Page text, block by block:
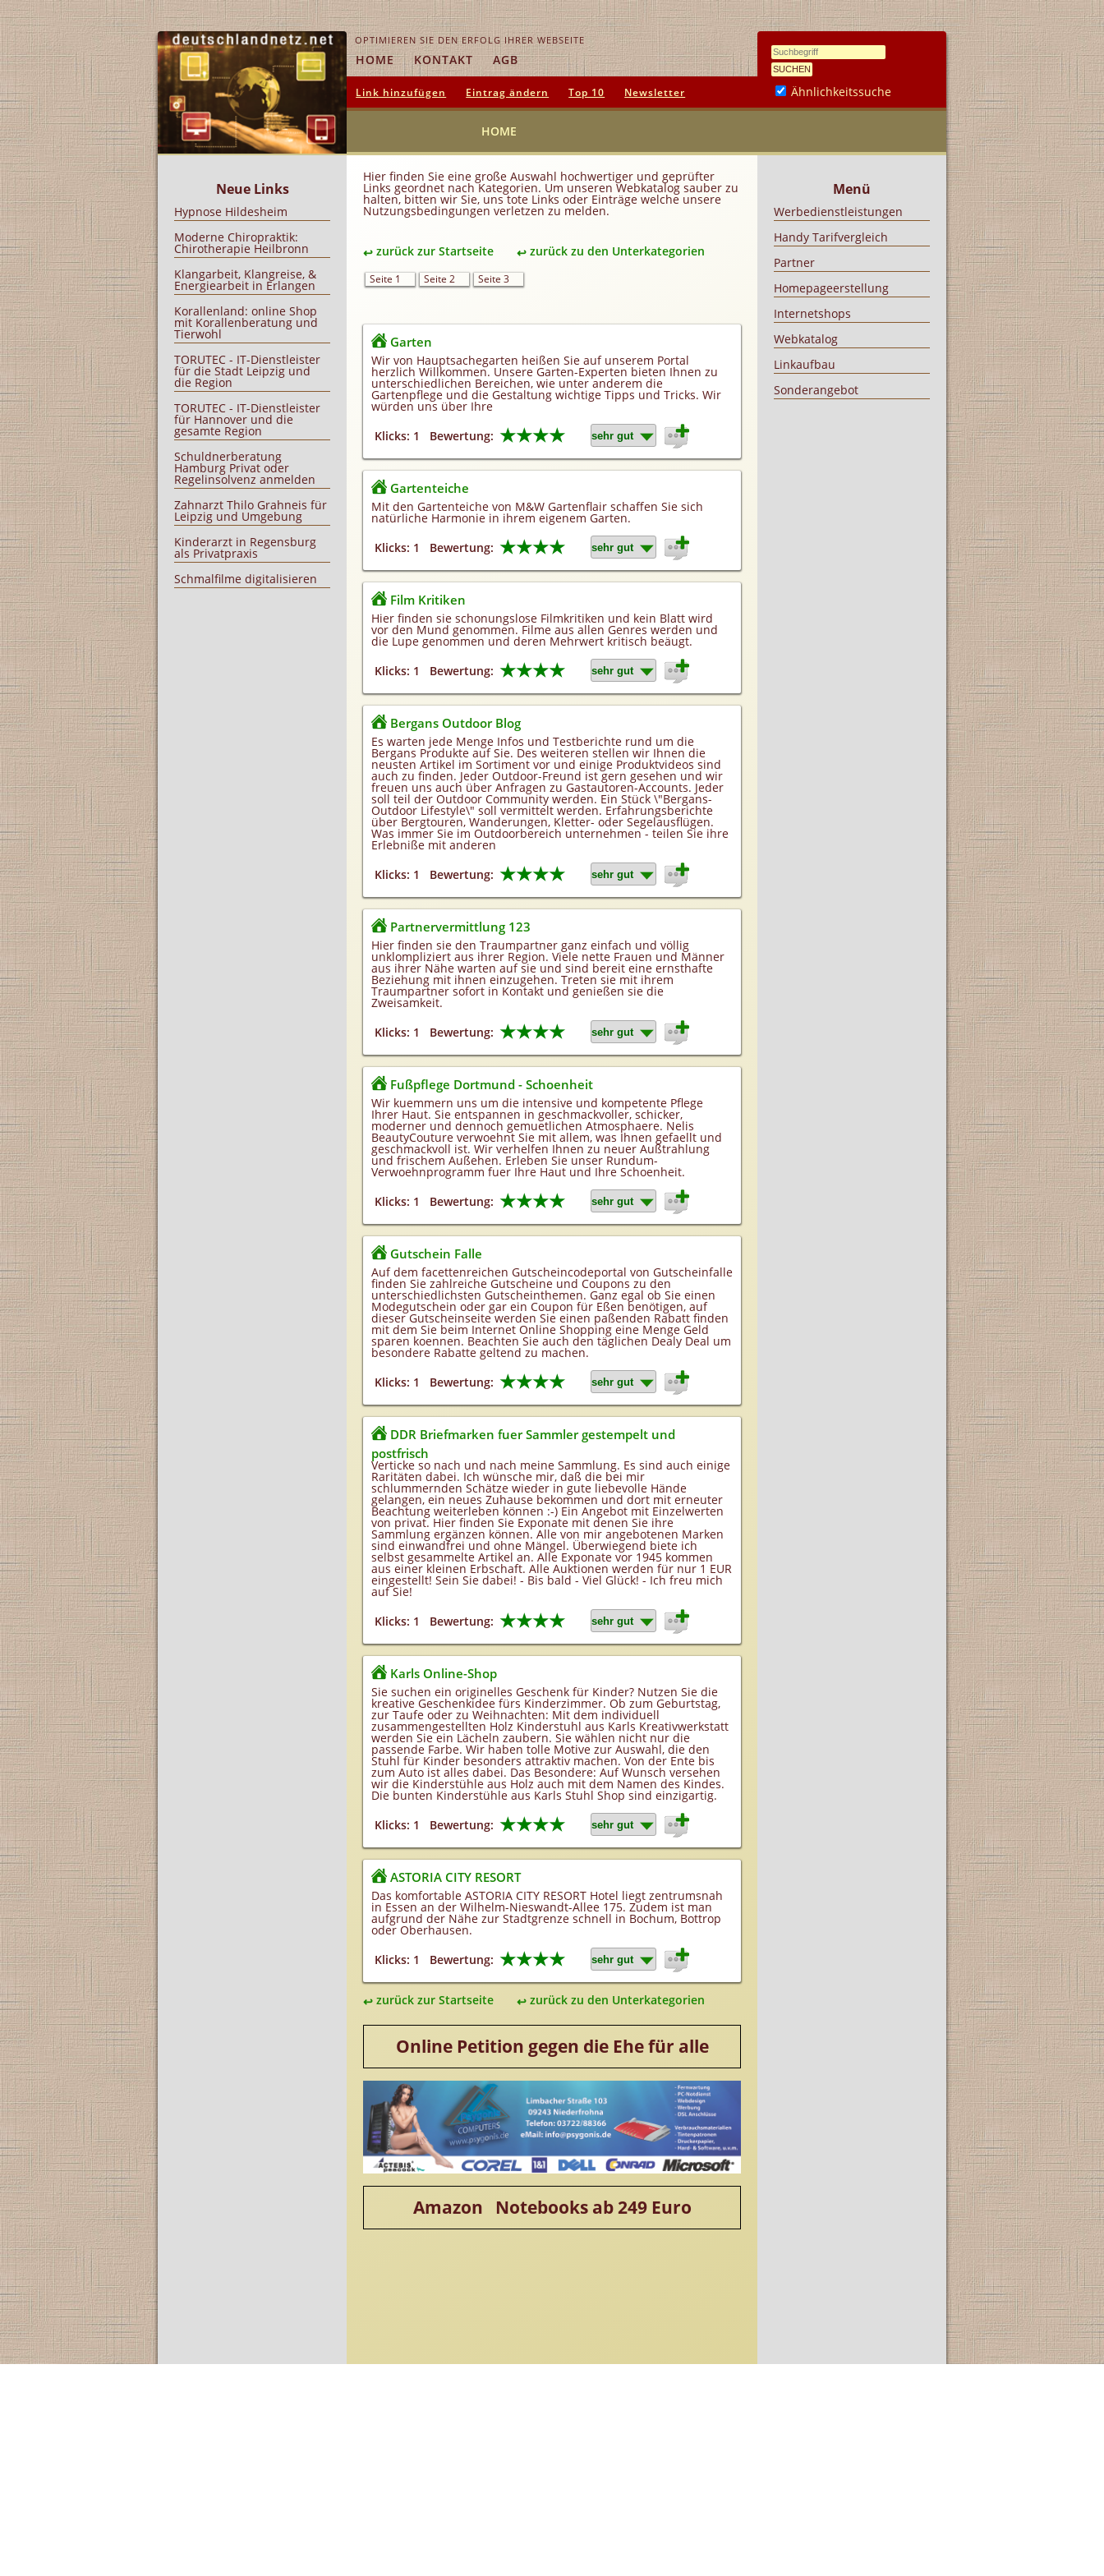
OPTIMIEREN SIE DEN ERFOLG IHRER WEBSEITE
HOME KONTAKT AGB
Link hinzufügen Eintrag ändern Top 10 Newsletter Ähnlichkeitssuche
HOME
Hier finden Sie eine große Auswahl hochwertiger und geprüfter
Links geordnet nach Kategorien. Um unseren Webkatalog sauber zu
halten, bitten wir Sie, uns tote Links oder Einträge welche unsere
Nutzungsbedingungen verletzen zu melden.
zurück zur Startseite zurück zu den Unterkategorien
Seite 1 Seite 2 Seite 3
Garten
Wir von Hauptsachegarten heißen Sie auf unserem Portal
herzlich Willkommen. Unsere Garten-Experten bieten Ihnen zu
unterschiedlichen Bereichen, wie unter anderem die
Gartenpflege und die Gestaltung wichtige Tipps und Tricks. Wir
würden uns über Ihre
Klicks: 1
Bewertung: ★★★★
Gartenteiche
Mit den Gartenteiche von M&W Gartenflair schaffen Sie sich
natürliche Harmonie in ihrem eigenem Garten.
Klicks: 1
Bewertung: ★★★★
Film Kritiken
Hier finden sie schonungslose Filmkritiken und kein Blatt wird
vor den Mund genommen. Filme aus allen Genres werden und
die Lupe genommen und deren Mehrwert kritisch beäugt.
Klicks: 1
Bewertung: ★★★★
Bergans Outdoor Blog
Es warten jede Menge Infos und Testberichte rund um die
Bergans Produkte auf Sie. Des weiteren stellen wir Ihnen die
neusten Artikel im Sortiment vor und einige Produktvideos sind
auch zu finden. Jeder Outdoor-Freund ist gern gesehen und wir
freuen uns auch über Anfragen zu Gastautoren-Accounts. Jeder
soll teil der Outdoor Community werden. Ein Stück \"Bergans-
Outdoor Lifestyle\" soll vermittelt werden. Erfahrungsberichte
über Bergtouren, Wanderungen, Kletter- oder Segelausflügen.
Was immer Sie im Outdoorbereich unternehmen - teilen Sie ihre
Erlebniße mit anderen
Klicks: 1
Bewertung: ★★★★
Partnervermittlung 123
Hier finden sie den Traumpartner ganz einfach und völlig
unklompliziert aus ihrer Region. Viele nette Frauen und Männer
aus ihrer Nähe warten auf sie und sind bereit eine ernsthafte
Beziehung mit ihnen einzugehen. Treten sie mit ihrem
Traumpartner sofort in Kontakt und genießen sie die
Zweisamkeit.
Klicks: 1
Bewertung: ★★★★
Fußpflege Dortmund - Schoenheit
Wir kuemmern uns um die intensive und kompetente Pflege
Ihrer Haut. Sie entspannen in geschmackvoller, schicker,
moderner und dennoch gemuetlichen Atmosphaere. Nelis
BeautyCouture verwoehnt Sie mit allem, was Ihnen gefaellt und
geschmackvoll ist. Wir verhelfen Ihnen zu neuer Außtrahlung
und frischem Außehen. Erleben Sie unser Rundum-
Verwoehnprogramm fuer Ihre Haut und Ihre Schoenheit.
Klicks: 1
Bewertung: ★★★★
Gutschein Falle
Auf dem facettenreichen Gutscheincodeportal von Gutscheinfalle
finden Sie zahlreiche Gutscheine und Coupons zu den
unterschiedlichsten Gutscheinthemen. Ganz egal ob Sie einen
Modegutschein oder gar ein Coupon für Eßen benötigen, auf
dieser Gutscheinseite werden Sie einen paßenden Rabatt finden
mit dem Sie beim Internet Online Shopping eine Menge Geld
sparen koennen. Beachten Sie auch den täglichen Dealy Deal um
besondere Rabatte geltend zu machen.
Klicks: 1
Bewertung: ★★★★
DDR Briefmarken fuer Sammler gestempelt und
postfrisch
Verticke so nach und nach meine Sammlung. Es sind auch einige
Raritäten dabei. Ich wünsche mir, daß die bei mir
schlummernden Schätze wieder in gute liebevolle Hände
gelangen, ein neues Zuhause bekommen und dort mit erneuter
Beachtung weiterleben können :-) Ein Angebot mit Einzelwerten
von privat. Hier finden Sie Exponate mit denen Sie ihre
Sammlung ergänzen können. Alle von mir angebotenen Marken
sind einwandfrei und ohne Mängel. Überwiegend biete ich
selbst gesammelte Artikel an. Alle Exponate vor 1945 kommen
aus einer kleinen Erbschaft. Alle Auktionen werden für nur 1 EUR
eingestellt! Sein Sie dabei! - Bis bald - Viel Glück! - Ich freu mich
auf Sie!
Klicks: 1
Bewertung: ★★★★
Karls Online-Shop
Sie suchen ein originelles Geschenk für Kinder? Nutzen Sie die
kreative Geschenkidee fürs Kinderzimmer. Ob zum Geburtstag,
zur Taufe oder zu Weihnachten: Mit dem individuell
zusammengestellten Holz Kinderstuhl aus Karls Kreativwerkstatt
werden Sie ein Lächeln zaubern. Sie wählen nicht nur die
passende Farbe. Wir haben tolle Motive zur Auswahl, die den
Stuhl für Kinder besonders attraktiv machen. Von der Ente bis
zum Auto ist alles dabei. Das Besondere: Auf Wunsch versehen
wir die Kinderstühle aus Holz auch mit dem Namen des Kindes.
Die bunten Kinderstühle aus Karls Stuhl Shop sind einzigartig.
Klicks: 1
Bewertung: ★★★★
ASTORIA CITY RESORT
Das komfortable ASTORIA CITY RESORT Hotel liegt zentrumsnah
in Essen an der Wilhelm-Nieswandt-Allee 175. Zudem ist man
aufgrund der Nähe zur Stadtgrenze schnell in Bochum, Bottrop
oder Oberhausen.
Klicks: 1
Bewertung: ★★★★
zurück zur Startseite zurück zu den Unterkategorien
Online Petition gegen die Ehe für alle
Amazon Notebooks ab 249 Euro
Neue Links
Hypnose Hildesheim
Moderne Chiropraktik:
Chirotherapie Heilbronn
Klangarbeit, Klangreise, &
Energiearbeit in Erlangen
Korallenland: online Shop
mit Korallenberatung und
Tierwohl
TORUTEC - IT-Dienstleister
für die Stadt Leipzig und
die Region
TORUTEC - IT-Dienstleister
für Hannover und die
gesamte Region
Schuldnerberatung
Hamburg Privat oder
Regelinsolvenz anmelden
Zahnarzt Thilo Grahneis für
Leipzig und Umgebung
Kinderarzt in Regensburg
als Privatpraxis
Schmalfilme digitalisieren
Menü
Werbedienstleistungen
Handy Tarifvergleich
Partner
Homepageerstellung
Internetshops
Webkatalog
Linkaufbau
Sonderangebot